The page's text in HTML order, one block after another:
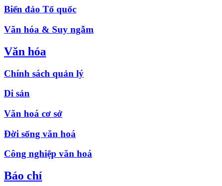
Biển đảo Tổ quốc
Văn hóa & Suy ngẫm
Văn hóa
Chính sách quản lý
Di sản
Văn hoá cơ sở
Đời sống văn hoá
Công nghiệp văn hoá
Báo chí